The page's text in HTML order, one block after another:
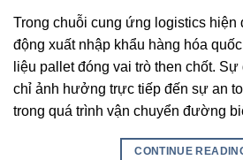
Trong chuỗi cung ứng logistics hiện
động xuất nhập khẩu hàng hóa
liệu pallet đóng vai trò then chốt.
chỉ ảnh hưởng trực tiếp đến sự an
trong quá trình vận chuyển đường
CONTINUE